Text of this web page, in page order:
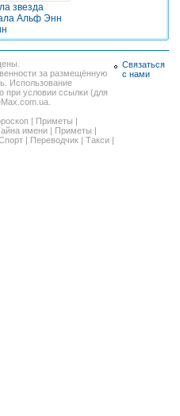
звезда
Альф Энн
за размещённую
Использование
при условии ссылки (для
| Приметы |
имени | Приметы |
| Переводчик | Такси |
Связаться
с нами